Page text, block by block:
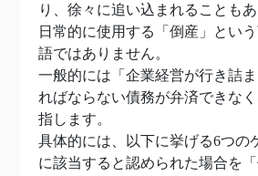
り、徐々に追い込まれることもあ
日常的に使用する「倒産」とい
語ではありません。
一般的には「企業経営が行き詰
ればならない債務が弁済できな
指します。
具体的には、以下に挙げる6つの
に該当すると認められた場合を